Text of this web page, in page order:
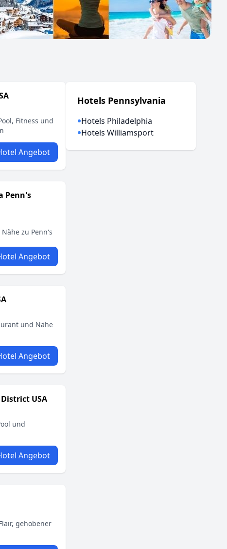
Fitness und
Angebot
Penn's
zu Penn's
Angebot
und Nähe
Angebot
USA
und
Angebot
gehobener
Hotels Pennsylvania
Hotels Philadelphia
Hotels Williamsport